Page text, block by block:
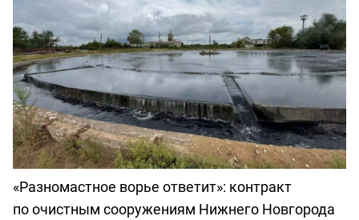
«Разномастное ворье ответит»: контракт
по очистным сооружениям Нижнего Новгорода